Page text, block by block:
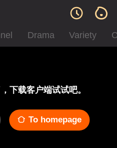
Drama Variety
下载客户端试试吧。
To homepage